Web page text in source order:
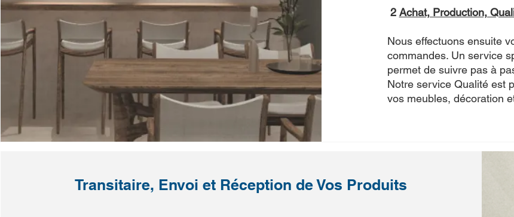
2 Achat, Production,
Nous effectuons ensuite
commandes. Un service
permet de suivre pas à
Notre service Qualité est
vos meubles, décoration
Transitaire, Envoi et Réception de Vos Produits